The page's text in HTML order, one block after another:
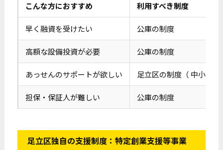
こんな方におすすめ 利用すべき制度
早く融資を受けたい 公庫の制度
高額な設備投資が必要 公庫の制度
あっせんのサポートが欲しい 足立区の制度（ 中小企
担保・保証人が難しい 公庫の制度
足立区独自の支援制度：特定創業支援等事業